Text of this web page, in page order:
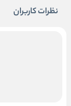
نظرات کاربران